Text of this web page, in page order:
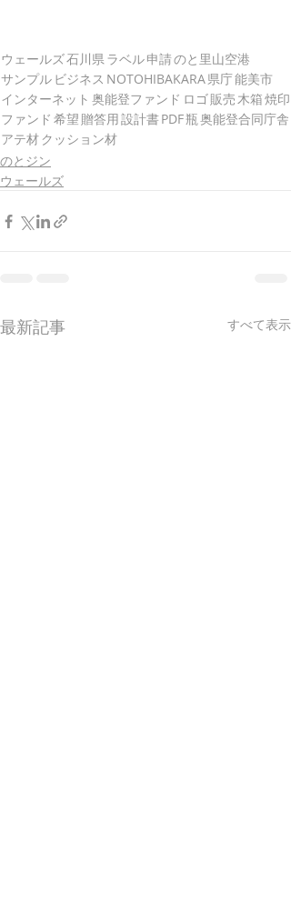
ウェールズ石川県ラベル申請のと里山空港
サンプル ビジネス NOTOHIBAKARA県庁能美市
インターネット 奥能登ファンド ロゴ販売木箱焼印
ファンド 希望 贈答用設計書PDF瓶奥能登合同庁舎
アテ材 クッション材
のとジン
ウェールズ
最新記事 すべて表示